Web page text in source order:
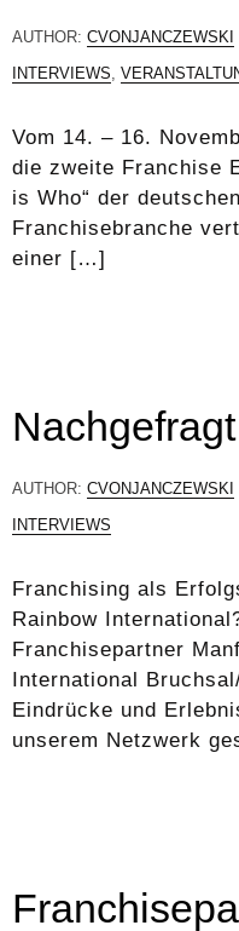
AUTHOR: CVONJANCZEWSKI
INTERVIEWS,
Vom 14. – 16.
die zweite Franchise
is Who“ der
Franchisebranche
einer […]
Nachgefragt
AUTHOR: CVONJANCZEWSKI
INTERVIEWS
Franchising als
Rainbow
Franchisepartner
International
Eindrücke und
unserem Netzwerk